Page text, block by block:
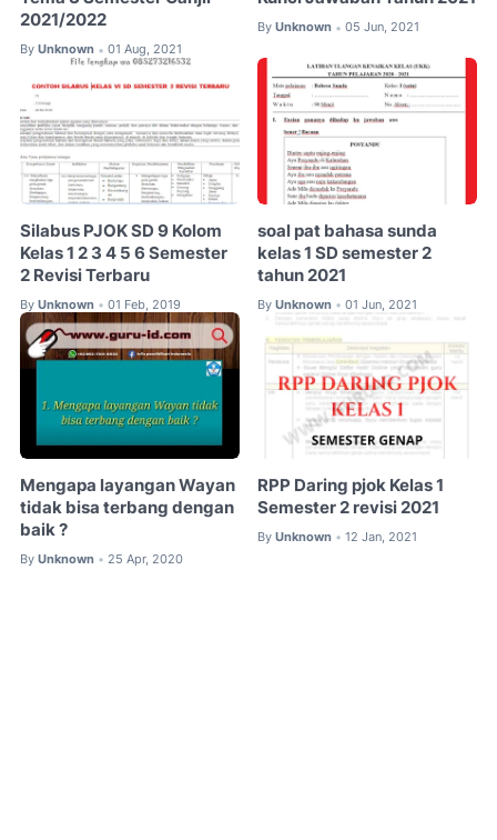
2021/2022
By Unknown • 01 Aug, 2021
By Unknown • 05 Jun, 2021
Silabus PJOK SD 9 Kolom
Kelas 1 2 3 4 5 6 Semester
2 Revisi Terbaru
By Unknown • 01 Feb, 2019
soal pat bahasa sunda
kelas 1 SD semester 2
tahun 2021
By Unknown • 01 Jun, 2021
Mengapa layangan Wayan
tidak bisa terbang dengan
baik ?
By Unknown • 25 Apr, 2020
RPP Daring pjok Kelas 1
Semester 2 revisi 2021
By Unknown • 12 Jan, 2021